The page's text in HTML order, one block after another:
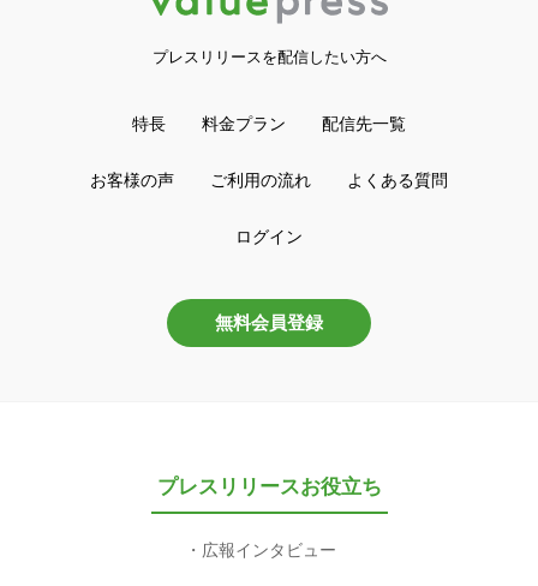
プレスリリースを配信したい方へ
特長 料金プラン 配信先一覧
お客様の声 ご利用の流れ よくある質問
ログイン
無料会員登録
プレスリリースお役立ち
広報インタビュー